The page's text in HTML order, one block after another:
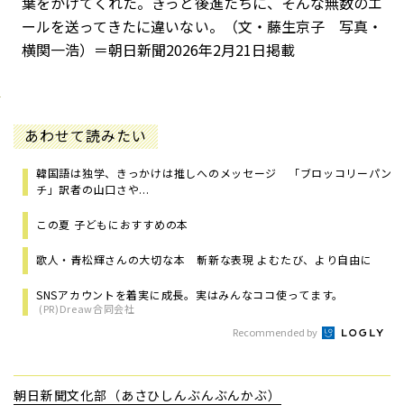
ールを送ってきたに違いない。（文・藤生京子 写真・
横関一浩）＝朝日新聞2026年2月21日掲載
あわせて読みたい
韓国語は独学、きっかけは推しへのメッセージ 「ブロッコリーパン
チ」訳者の山口さや...
この夏 子どもにおすすめの本
歌人・青松輝さんの大切な本 斬新な表現 よむたび、より自由に
SNSアカウントを着実に成長。実はみんなココ使ってます。
(PR)Dreaw合同会社
Recommended by
朝日新聞文化部（あさひしんぶんぶんかぶ）